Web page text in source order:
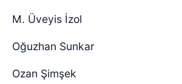
M. Üveyis İzol
Oğuzhan Sunkar
Ozan Şimşek